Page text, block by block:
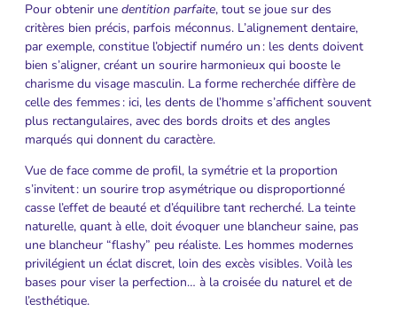
Pour obtenir une dentition parfaite, tout se joue sur des
critères bien précis, parfois méconnus. L’alignement dentaire,
par exemple, constitue l’objectif numéro un : les dents doivent
bien s’aligner, créant un sourire harmonieux qui booste le
charisme du visage masculin. La forme recherchée diffère de
celle des femmes : ici, les dents de l’homme s’affichent souvent
plus rectangulaires, avec des bords droits et des angles
marqués qui donnent du caractère.
Vue de face comme de profil, la symétrie et la proportion
s’invitent : un sourire trop asymétrique ou disproportionné
casse l’effet de beauté et d’équilibre tant recherché. La teinte
naturelle, quant à elle, doit évoquer une blancheur saine, pas
une blancheur “flashy” peu réaliste. Les hommes modernes
privilégient un éclat discret, loin des excès visibles. Voilà les
bases pour viser la perfection… à la croisée du naturel et de
l’esthétique.